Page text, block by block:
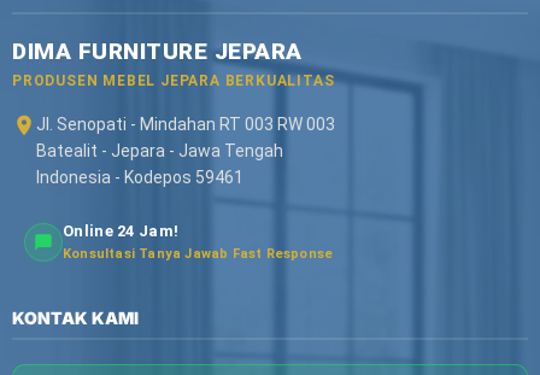
DIMA FURNITURE JEPARA
PRODUSEN MEBEL JEPARA BERKUALITAS
Jl. Senopati - Mindahan RT 003 RW 003
Batealit - Jepara - Jawa Tengah
Indonesia - Kodepos 59461
Online 24 Jam!
Konsultasi Tanya Jawab Fast Response
KONTAK KAMI